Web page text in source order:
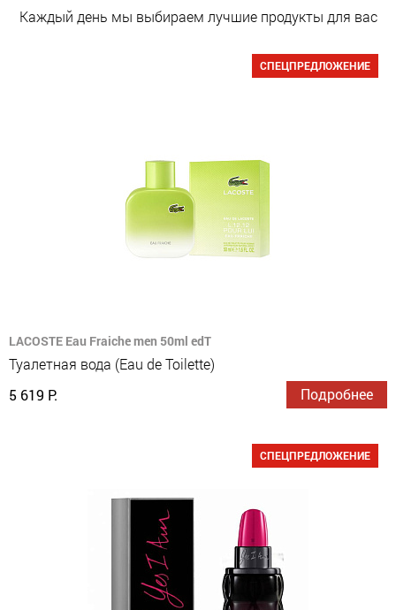
Каждый день мы выбираем лучшие продукты для вас
СПЕЦПРЕДЛОЖЕНИЕ
LACOSTE Eau Fraiche men 50ml edT
Туалетная вода (Eau de Toilette)
5 619 Р.
Подробнее
СПЕЦПРЕДЛОЖЕНИЕ